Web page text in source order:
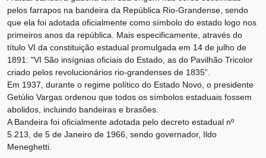
pelos farrapos na bandeira da República Rio-Grandense, sendo
que ela foi adotada oficialmente como símbolo do estado logo nos
primeiros anos da república. Mais especificamente, através do
título VI da constituição estadual promulgada em 14 de julho de
1891: "VI São insígnias oficiais do Estado, as do Pavilhão Tricolor
criado pelos revolucionários rio-grandenses de 1835”.
Em 1937, durante o regime político do Estado Novo, o presidente
Getúlio Vargas ordenou que todos os símbolos estaduais fossem
abolidos, incluindo bandeiras e brasões.
A Bandeira foi oficialmente adotada pelo decreto estadual nº
5.213, de 5 de Janeiro de 1966, sendo governador, Ildo
Meneghetti.